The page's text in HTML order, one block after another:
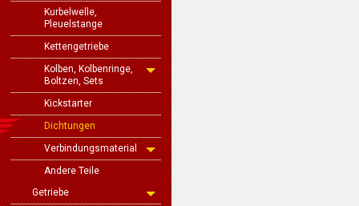
Kurbelwelle,
Pleuelstange
Kettengetriebe
Kolben, Kolbenringe,
Boltzen, Sets
Kickstarter
Dichtungen
Verbindungsmaterial
Andere Teile
Getriebe